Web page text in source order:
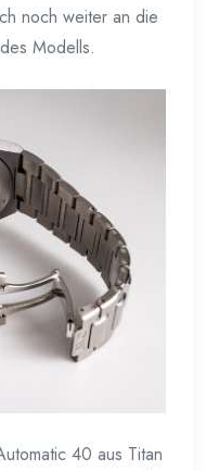
noch weiter an die
Modells.
40 aus Titan